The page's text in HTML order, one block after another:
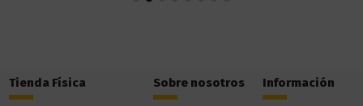
Tienda Física Sobre nosotros Información